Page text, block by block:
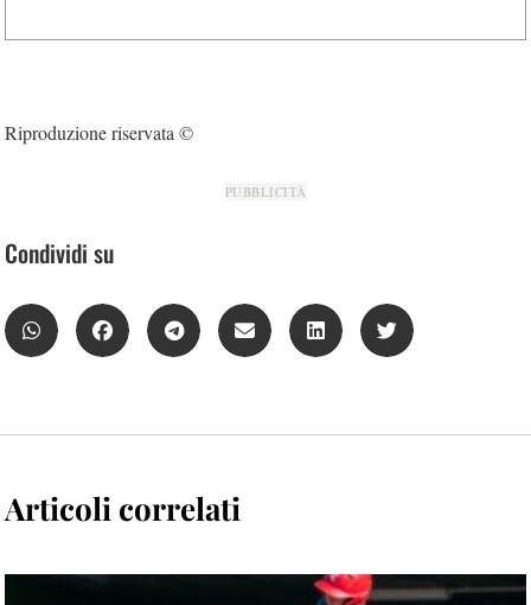
Riproduzione riservata ©
PUBBLICITÀ
Condividi su
Articoli correlati